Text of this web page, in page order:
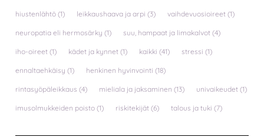
hiustenlähtö (1) leikkaushaava ja arpi (3) vaihdevuosioireet (1)
neuropatia eli hermosärky (1) suu, hampaat ja limakalvot (4)
iho-oireet (1) kädet ja kynnet (1) kaikki (41) stressi (1)
ennaltaehkäisy (1) henkinen hyvinvointi (18)
rintasyöpäleikkaus (4) mieliala ja jaksaminen (13) univaikeudet (1)
imusolmukkeiden poisto (1) riskitekijät (6) talous ja tuki (7)